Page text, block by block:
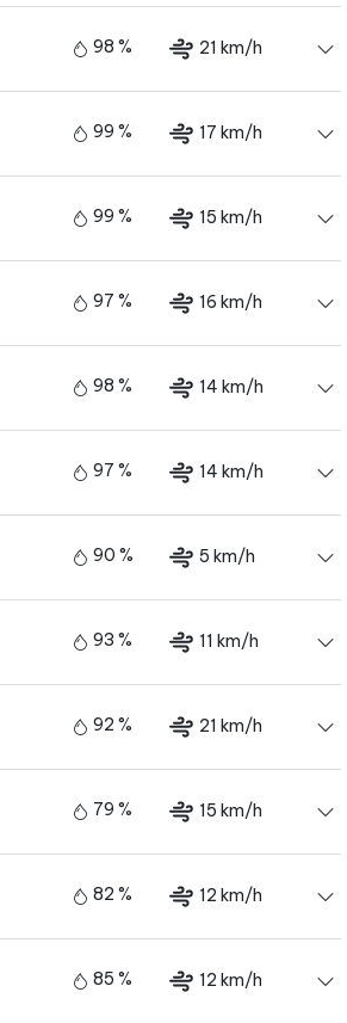
98 % 21 km/h
99 % 17 km/h
99 % 15 km/h
97 % 16 km/h
98 % 14 km/h
97 % 14 km/h
90 % 5 km/h
93 % 11 km/h
92 % 21 km/h
79 % 15 km/h
82 % 12 km/h
85 % 12 km/h